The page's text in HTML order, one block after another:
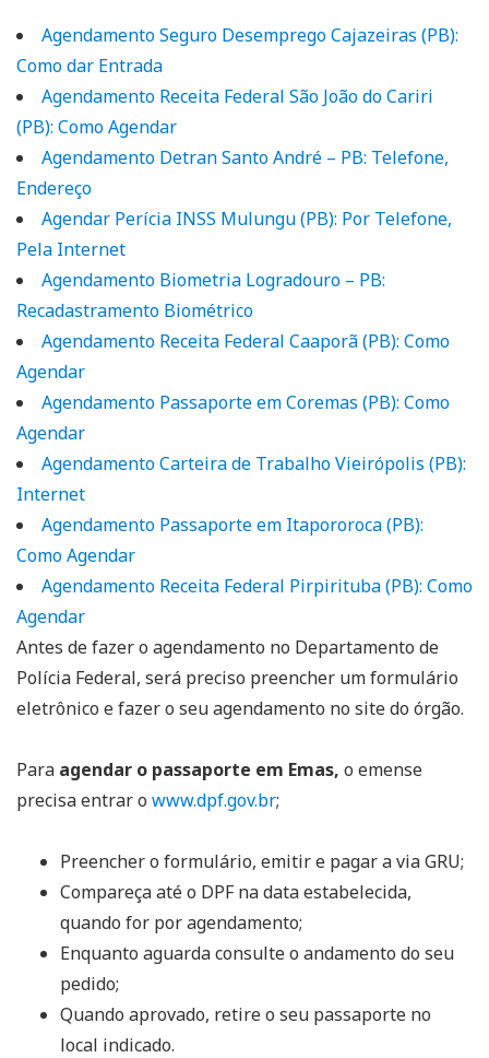
Agendamento Seguro Desemprego Cajazeiras (PB):
Como dar Entrada
Agendamento Receita Federal São João do Cariri
(PB): Como Agendar
Agendamento Detran Santo André – PB: Telefone,
Endereço
Agendar Perícia INSS Mulungu (PB): Por Telefone,
Pela Internet
Agendamento Biometria Logradouro – PB:
Recadastramento Biométrico
Agendamento Receita Federal Caaporã (PB): Como
Agendar
Agendamento Passaporte em Coremas (PB): Como
Agendar
Agendamento Carteira de Trabalho Vieirópolis (PB):
Internet
Agendamento Passaporte em Itapororoca (PB):
Como Agendar
Agendamento Receita Federal Pirpirituba (PB): Como
Agendar
Antes de fazer o agendamento no Departamento de
Polícia Federal, será preciso preencher um formulário
eletrônico e fazer o seu agendamento no site do órgão.
Para agendar o passaporte em Emas, o emense
precisa entrar o www.dpf.gov.br;
Preencher o formulário, emitir e pagar a via GRU;
Compareça até o DPF na data estabelecida,
quando for por agendamento;
Enquanto aguarda consulte o andamento do seu
pedido;
Quando aprovado, retire o seu passaporte no
local indicado.